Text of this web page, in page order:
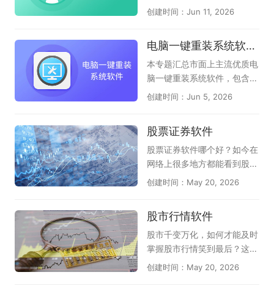
浏览器、小白AI浏览器）；第
使用AI功能的时候，还支持输
入网址访问页面，称的上隐形
AI浏览器（如豆包、夸克、纳
我们为您搜罗了多款最新、最
器。这些专为电脑端设计的浏
览器将AI深度融入每个操作，
能理解您的指令并自主完成任
如果你还没有使用，赶快在此
法、FoxMail等多款软件，只
要你有需求，在这里都能找
有娱乐、有视频、有音乐、有
办公、有管家、有浏览器等品
类，应有尽有，可以满足不同
用户的下载和体验，感兴趣的
朋友千万不要错过，尽快下载
热度，整理了本年度备受关注
具，为您呈现当前电脑端AI翻
译领域的权威选择指南，助您
一目了然做出决策。本专题页
面全面收录了电脑端高效专业
有值得信赖的新型AI翻译助
手，它们是豆包、夸克、文小
言、腾讯元宝，内部都自带了
学习还是阅读外文文献，这里
翻译软件，提升效率。
创建时间：Jun 11, 2026
电脑一键重装系统软件汇总
本专题汇总市面上主流优质电
脑一键重装系统软件，包含云
净装机大师、小白一键重装系
装大师、小鱼一键重装系统工
具等多款实用工具，软件纯净
度高、适配性强，支持全自动
智能装机、驱动适配、系统还
原等功能，适配家用、办公各
甄选靠谱的电脑重装系统工
具。
创建时间：Jun 5, 2026
股票证券软件
股票证券软件哪个好？如今在
网络上很多地方都能看到股票
证券的话题，的确近几年股市
的形势也在不断波动，随时掌
握当前动向就非常重要了，但
对于种类繁多的股票证券软件
该如何选择呢？天极下载股票
创建时间：May 20, 2026
股市行情软件
股市千变万化，如何才能及时
掌握股市行情笑到最后？这时
候你需要一款非常好用的股票
创建时间：May 20, 2026